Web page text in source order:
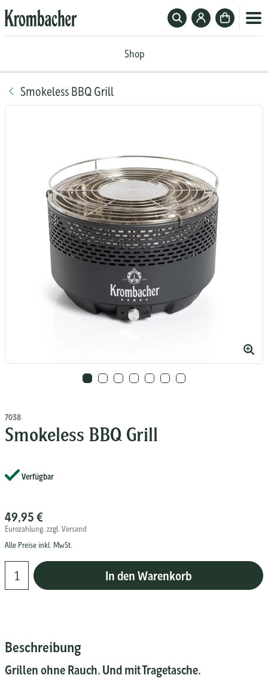
Suchfeld
ein-
Zum
Krombacher-
Zur
Kasse
Shop
Smokeless BBQ Grill
Bild
7038
Smokeless BBQ Grill
Verfügbar
49,95 €
Eurozahlung, zzgl. Versand
Alle Preise inkl. MwSt.
In den Warenkorb
Beschreibung
Grillen ohne Rauch. Und mit Tragetasche.